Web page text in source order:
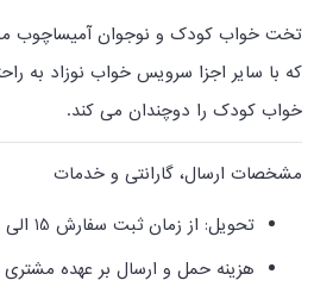
تخت خواب کودک و نوجوان آمیساچوب
که با سایر اجزا سرویس خواب نوزاد به
خواب کودک را دوچندان می کند.
مشخصات ارسال، گارانتی و خدمات
تحویل: از زمان ثبت سفارش 15 الی 20 روز کاری می باشد.
هزینه حمل و ارسال بر عهده